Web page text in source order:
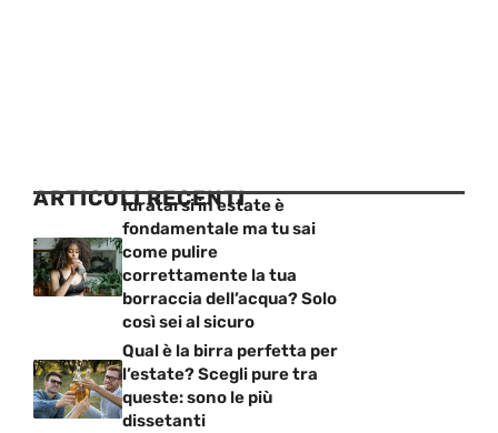
ARTICOLI RECENTI
Idratarsi in estate è
fondamentale ma tu sai
come pulire
correttamente la tua
borraccia dell’acqua? Solo
così sei al sicuro
Qual è la birra perfetta per
l’estate? Scegli pure tra
queste: sono le più
dissetanti